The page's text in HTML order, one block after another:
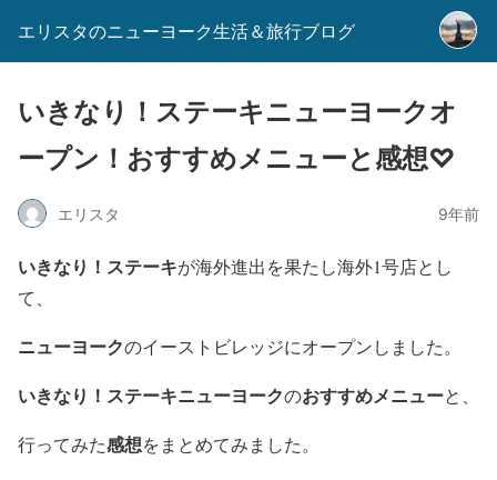
エリスタのニューヨーク生活＆旅行ブログ
いきなり！ステーキニューヨークオ
ープン！おすすめメニューと感想♡
エリスタ 9年前
いきなり！ステーキが海外進出を果たし海外1号店とし
て、
ニューヨークのイーストビレッジにオープンしました。
いきなり！ステーキニューヨークのおすすめメニューと、
行ってみた感想をまとめてみました。